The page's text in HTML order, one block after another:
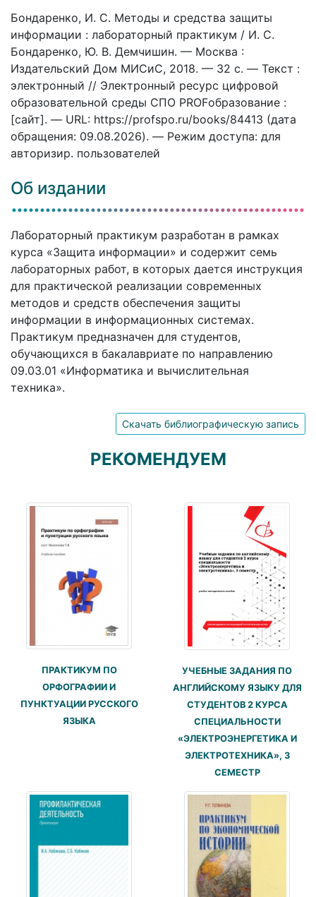
Бондаренко, И. С. Методы и средства защиты
информации : лабораторный практикум / И. С.
Бондаренко, Ю. В. Демчишин. — Москва :
Издательский Дом МИСиС, 2018. — 32 c. — Текст :
электронный // Электронный ресурс цифровой
образовательной среды СПО PROFобразование :
[сайт]. — URL: https://profspo.ru/books/84413 (дата
обращения: 09.08.2026). — Режим доступа: для
авторизир. пользователей
Об издании
Лабораторный практикум разработан в рамках
курса «Защита информации» и содержит семь
лабораторных работ, в которых дается инструкция
для практической реализации современных
методов и средств обеспечения защиты
информации в информационных системах.
Практикум предназначен для студентов,
обучающихся в бакалавриате по направлению
09.03.01 «Информатика и вычислительная
техника».
Скачать библиографическую запись
РЕКОМЕНДУЕМ
ПРАКТИКУМ ПО
ОРФОГРАФИИ И
ПУНКТУАЦИИ РУССКОГО
ЯЗЫКА
УЧЕБНЫЕ ЗАДАНИЯ ПО
АНГЛИЙСКОМУ ЯЗЫКУ ДЛЯ
СТУДЕНТОВ 2 КУРСА
СПЕЦИАЛЬНОСТИ
«ЭЛЕКТРОЭНЕРГЕТИКА И
ЭЛЕКТРОТЕХНИКА», 3
СЕМЕСТР